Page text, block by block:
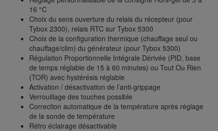
16 °C
Choix du sens ouverture du relais du récepteur (pour
Tybox 2300), relais RTC sur Tybox 5300
Choix de la configuration thermique (chauffage seul ou
chauffage/clim) du générateur (pour Tybox 5300)
Régulation Proportionnelle Intégrale Dérivée (PID, base
de temps réglable de 15 à 60 minutes) ou Tout Ou Rien
(TOR) avec hystérésis réglable
Activation / désactivation de l’anti-grippage
Verrouillage des touches possible
Correction automatique de la température après réglage
de la sonde de température
Rétro éclairage désactivable